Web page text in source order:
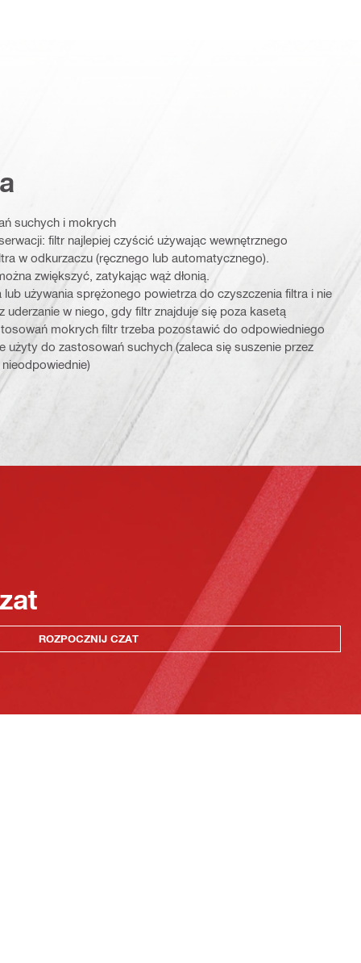
suchych i mokrych
filtr najlepiej czyścić używając wewnętrznego
w odkurzaczu (ręcznego lub automatycznego).
zwiększyć, zatykając wąż dłonią.
lub używania sprężonego powietrza do czyszczenia filtra i nie
uderzanie w niego, gdy filtr znajduje się poza kasetą
mokrych filtr trzeba pozostawić do odpowiedniego
użyty do zastosowań suchych (zaleca się suszenie przez
ROZPOCZNIJ CZAT